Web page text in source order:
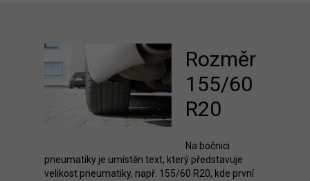
Rozměr
155/60
R20
Na bočnici
pneumatiky je umístěn text, který představuje
velikost pneumatiky, např. 155/60 R20, kde první